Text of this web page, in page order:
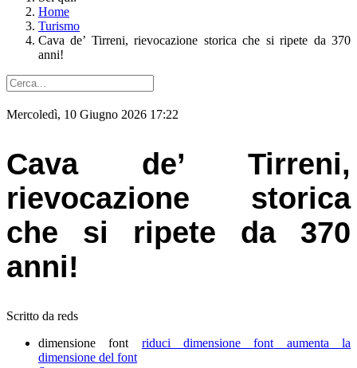
Home
Turismo
Cava de’ Tirreni, rievocazione storica che si ripete da 370
anni!
Mercoledì, 10 Giugno 2026 17:22
Cava de’ Tirreni,
rievocazione storica
che si ripete da 370
anni!
Scritto da reds
dimensione font
riduci dimensione font
aumenta la
dimensione del font